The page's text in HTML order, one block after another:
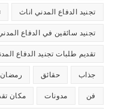
تجنيد الدفاع المدني اناث
تجنيد سائقين في الدفاع
تقديم طلبات تجنيد الدفاع
جذاب حقائق رمضان
فن مدونات مكان